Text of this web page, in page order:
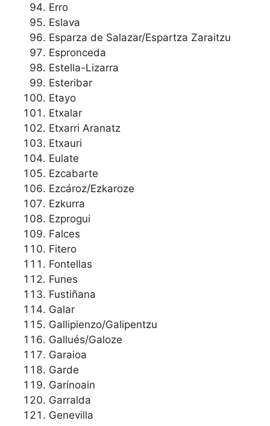
Erro
Eslava
Esparza de Salazar/Espartza Zaraitzu
Espronceda
Estella-Lizarra
Esteribar
Etayo
Etxalar
Etxarri Aranatz
Etxauri
Eulate
Ezcabarte
Ezcároz/Ezkaroze
Ezkurra
Ezprogui
Falces
Fitero
Fontellas
Funes
Fustiñana
Galar
Gallipienzo/Galipentzu
Gallués/Galoze
Garaioa
Garde
Garínoain
Garralda
Genevilla